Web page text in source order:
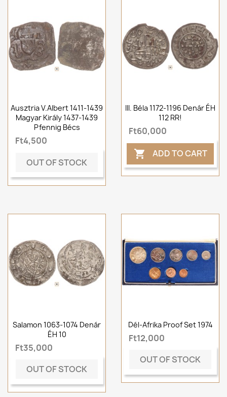
Ausztria V.Albert 1411-1439
Magyar Király 1437-1439
Pfennig Bécs
Ft4,500
OUT OF STOCK
III. Béla 1172-1196 Denár ÉH
112 RR!
Ft60,000
 ADD TO CART
Salamon 1063-1074 Denár
ÉH 10
Ft35,000
OUT OF STOCK
Dél-Afrika Proof Set 1974
Ft12,000
OUT OF STOCK